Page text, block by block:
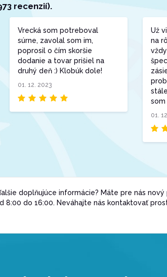
recenzií).
Vrecká som potreboval
súrne, zavolal som im,
poprosil o čím skoršie
dodanie a tovar prišiel na
druhý deň :) Klobúk dole!
01. 12. 2023
Už
na
som
01.
doplňujúce informácie? Máte pre nás
8:00 do 16:00. Neváhajte nás kontaktovať